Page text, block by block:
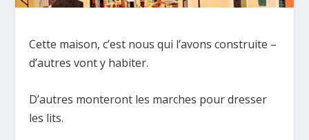
Cette maison, c’est nous qui l’avons construite –
d’autres vont y habiter.
D’autres monteront les marches pour dresser
les lits.